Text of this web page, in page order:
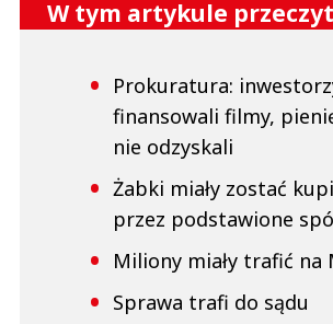
W tym artykule
Prokuratura:
finansowali filmy,
nie odzyskali
Żabki miały zostać
przez podstawione
Miliony miały trafić na
Sprawa trafi do sądu